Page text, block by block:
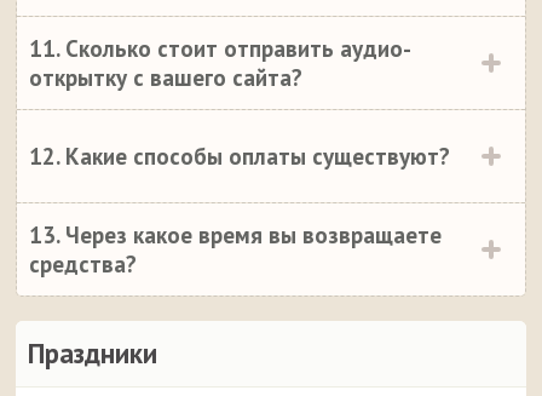
Праздники
11. Сколько стоит отправить аудио-
открытку с вашего сайта?
12. Какие способы оплаты существуют?
13. Через какое время вы возвращаете
средства?